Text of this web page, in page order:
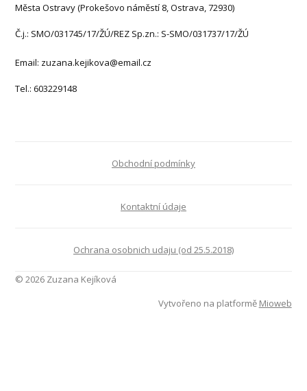
Města Ostravy (Prokešovo náměstí 8, Ostrava, 72930)
Č.j.: SMO/031745/17/ŽÚ/REZ Sp.zn.: S-SMO/031737/17/ŽÚ
Email: zuzana.kejikova@email.cz
Tel.: 603229148
Obchodní podmínky
Kontaktní údaje
Ochrana osobnich udaju (od 25.5.2018)
© 2026 Zuzana Kejíková
Vytvořeno na platformě Mioweb